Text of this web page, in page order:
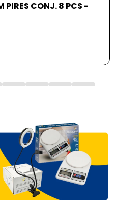
PIRES CONJ. 8 PCS -